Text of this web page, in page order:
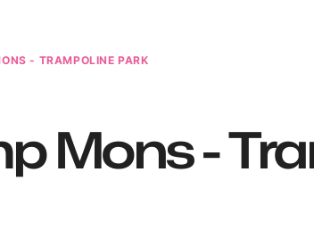
- TRAMPOLINE PARK
Mons -